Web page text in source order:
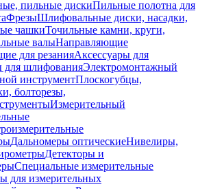
пильные дискиПильные полотна для
ФрезыШлифовальные диски, насадки,
чашкиТочильные камни, круги,
валыНаправляющие
для резанияАксессуары для
для шлифованияЭлектромонтажный
инструментПлоскогубцы,
болторезы,
Измерительный
Дальномеры оптическиеНивелиры,
Детекторы и
Специальные измерительные
для измерительных